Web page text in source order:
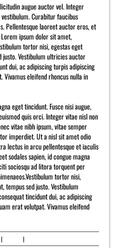
augue auctor vel. Integer
Curabitur faucibus
Pellentesque laoreet auctor eros, et
ipsum dolor sit amet,
tortor nisi, egestas eget
Vestibulum ultricies auctor
dui, ac adipiscing turpis adipiscing
Vivamus eleifend rhoncus nulla in
eget tincidunt. Fusce nisi augue,
quis orci. Integer vitae nisl non
vitae nibh ipsum, vitae semper
imperdiet. Ut a nisl sit amet odio
lectus in arcu pellentesque et iaculis
sodales sapien, id congue magna
sociosqu ad litora torquent per
tortor nisi,
tempus sed justo. Vestibulum
tincidunt dui, ac adipiscing
erat volutpat. Vivamus eleifend
| |